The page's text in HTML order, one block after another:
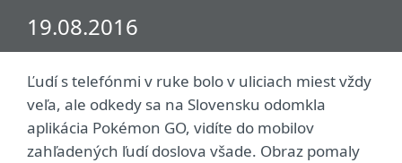
19.08.2016
Ľudí s telefónmi v ruke bolo v uliciach miest vždy
veľa, ale odkedy sa na Slovensku odomkla
aplikácia Pokémon GO, vidíte do mobilov
zahľadených ľudí doslova všade. Obraz pomaly